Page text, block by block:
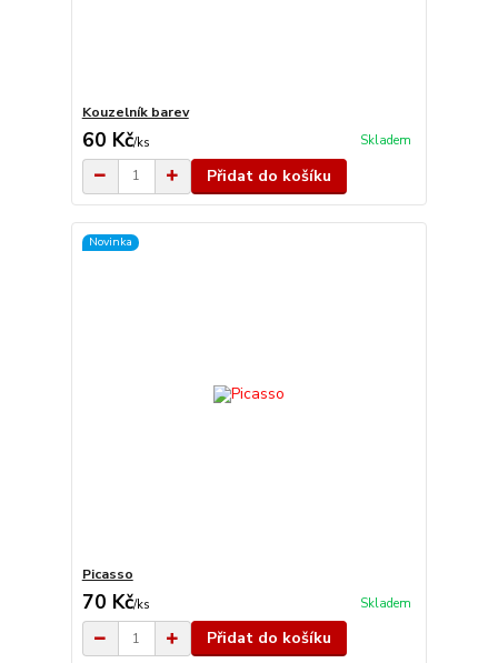
Kouzelník barev
60 Kč/ks Skladem
Přidat do košíku
Novinka
Picasso
70 Kč/ks Skladem
Přidat do košíku